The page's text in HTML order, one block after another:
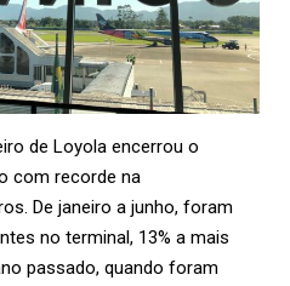
de Loyola encerrou o
com recorde na
De janeiro a junho, foram
no terminal, 13% a mais
passado, quando foram